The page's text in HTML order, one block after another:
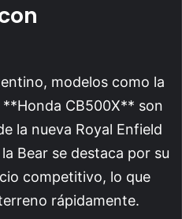
modelos como la
CB500X** son
la nueva Royal Enfield
Bear se destaca por su
competitivo, lo que
rápidamente.